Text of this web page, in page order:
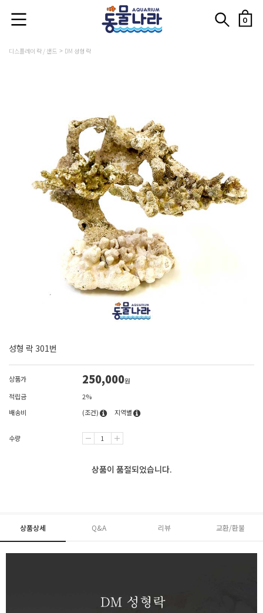
0
디스플레이 락 / 샌드 DM 성형 락
성형 락 301번
상품가 250,000원
적립금
2%
배송비
(조건) 지역별
수량
상품이 품절되었습니다.
상품상세 Q&A 리뷰 교환/환불